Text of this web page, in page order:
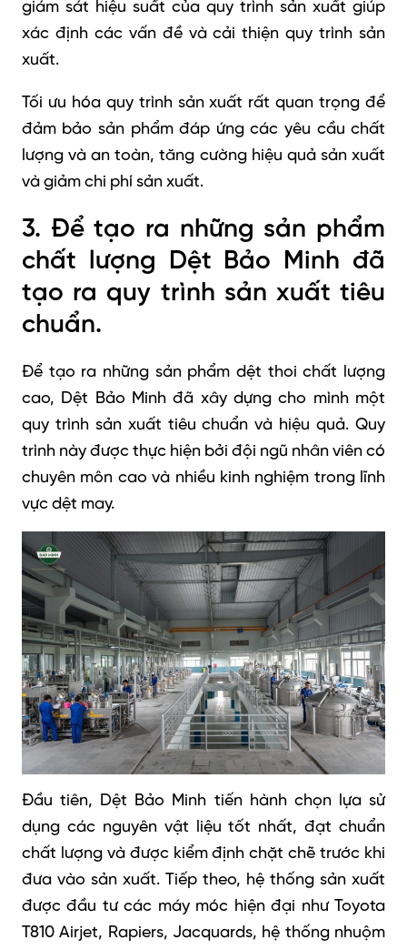
giám sát hiệu suất của quy trình sản xuất giúp
xác định các vấn đề và cải thiện quy trình sản
xuất.
Tối ưu hóa quy trình sản xuất rất quan trọng để
đảm bảo sản phẩm đáp ứng các yêu cầu chất
lượng và an toàn, tăng cường hiệu quả sản xuất
và giảm chi phí sản xuất.
3. Để tạo ra những sản phẩm
chất lượng Dệt Bảo Minh đã
tạo ra quy trình sản xuất tiêu
chuẩn.
Để tạo ra những sản phẩm dệt thoi chất lượng
cao, Dệt Bảo Minh đã xây dựng cho mình một
quy trình sản xuất tiêu chuẩn và hiệu quả. Quy
trình này được thực hiện bởi đội ngũ nhân viên có
chuyên môn cao và nhiều kinh nghiệm trong lĩnh
vực dệt may.
Đầu tiên, Dệt Bảo Minh tiến hành chọn lựa sử
dụng các nguyên vật liệu tốt nhất, đạt chuẩn
chất lượng và được kiểm định chặt chẽ trước khi
đưa vào sản xuất. Tiếp theo, hệ thống sản xuất
được đầu tư các máy móc hiện đại như Toyota
T810 Airjet, Rapiers, Jacquards, hệ thống nhuộm